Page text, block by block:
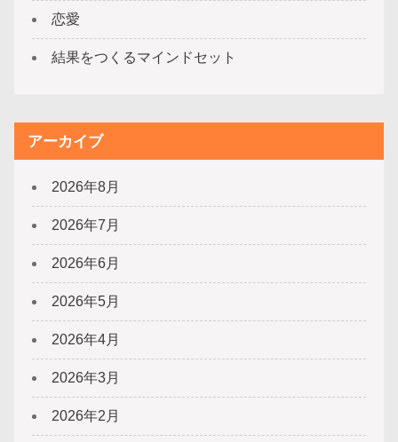
恋愛
結果をつくるマインドセット
アーカイブ
2026年8月
2026年7月
2026年6月
2026年5月
2026年4月
2026年3月
2026年2月